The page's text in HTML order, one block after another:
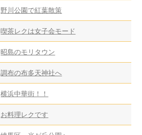
野川公園で紅葉散策
喫茶レクは女子会モード
昭島のモリタウン
調布の布多天神社へ
横浜中華街！！
お料理レクです